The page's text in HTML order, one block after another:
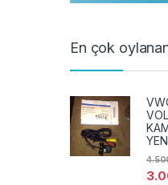
En çok